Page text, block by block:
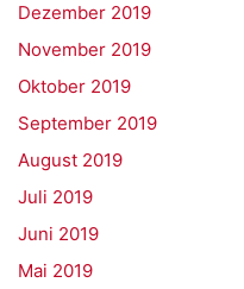
Dezember 2019
November 2019
Oktober 2019
September 2019
August 2019
Juli 2019
Juni 2019
Mai 2019